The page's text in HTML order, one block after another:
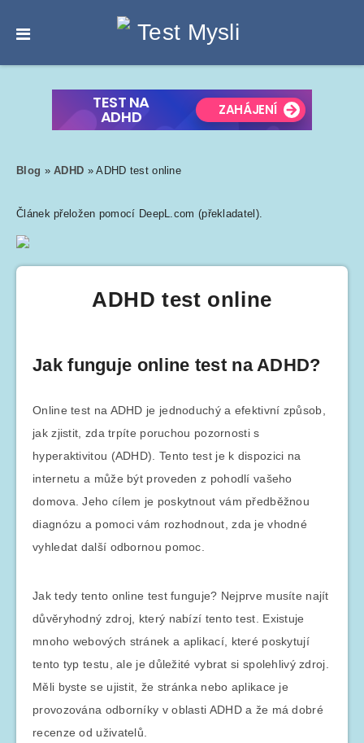
Blog »ADHD »ADHD test online
Článek přeložen pomocí DeepL.com (překladatel).
ADHD test online
Jak funguje online test na ADHD?
Online test na ADHD je jednoduchý a efektivní způsob,
jak zjistit, zda trpíte poruchou pozornosti s
hyperaktivitou (ADHD). Tento test je k dispozici na
internetu a může být proveden z pohodlí vašeho
domova. Jeho cílem je poskytnout vám předběžnou
diagnózu a pomoci vám rozhodnout, zda je vhodné
vyhledat další odbornou pomoc.
Jak tedy tento online test funguje? Nejprve musíte najít
důvěryhodný zdroj, který nabízí tento test. Existuje
mnoho webových stránek a aplikací, které poskytují
tento typ testu, ale je důležité vybrat si spolehlivý zdroj.
Měli byste se ujistit, že stránka nebo aplikace je
provozována odborníky v oblasti ADHD a že má dobré
recenze od uživatelů.